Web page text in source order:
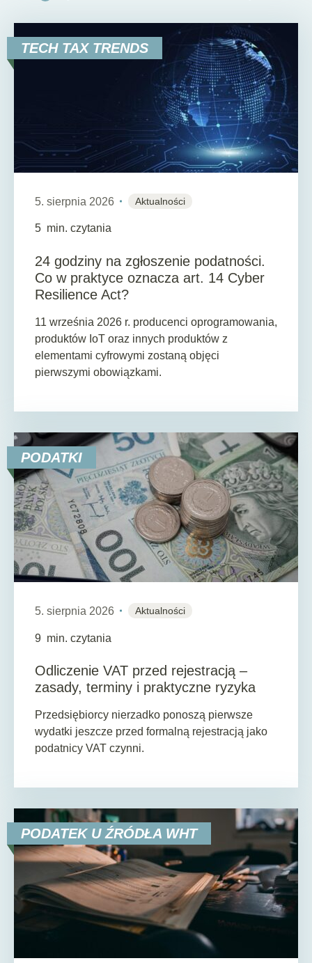
TECH TAX TRENDS
5. sierpnia 2026 Aktualności
5 min. czytania
24 godziny na zgłoszenie podatności.
Co w praktyce oznacza art. 14 Cyber
Resilience Act?
11 września 2026 r. producenci oprogramowania,
produktów IoT oraz innych produktów z
elementami cyfrowymi zostaną objęci
pierwszymi obowiązkami.
PODATKI
5. sierpnia 2026 Aktualności
9 min. czytania
Odliczenie VAT przed rejestracją –
zasady, terminy i praktyczne ryzyka
Przedsiębiorcy nierzadko ponoszą pierwsze
wydatki jeszcze przed formalną rejestracją jako
podatnicy VAT czynni.
PODATEK U ŹRÓDŁA WHT